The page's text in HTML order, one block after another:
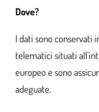
Dove?
I dati sono conservati
telematici situati
europeo e sono
adeguate.